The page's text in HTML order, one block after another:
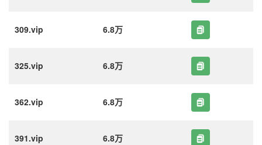
309.vip 6.8万
325.vip 6.8万
362.vip 6.8万
391.vip 6.8万